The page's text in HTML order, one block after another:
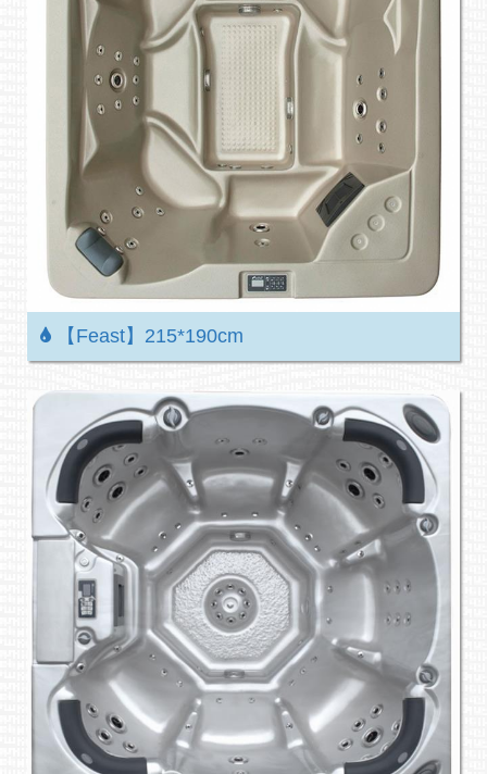
【Feast】215*190cm